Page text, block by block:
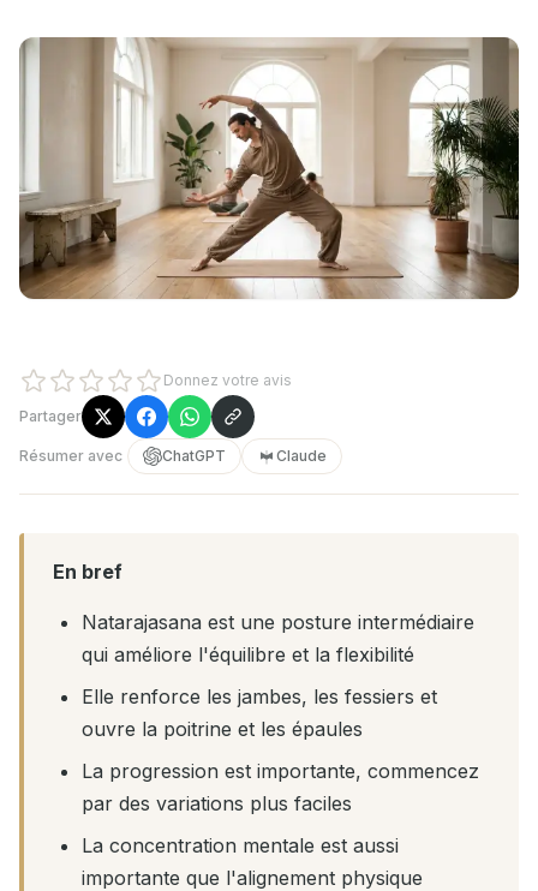
Donnez votre avis
Partager
Résumer avec ChatGPT Claude
En bref
Natarajasana est une posture intermédiaire
qui améliore l'équilibre et la flexibilité
Elle renforce les jambes, les fessiers et
ouvre la poitrine et les épaules
La progression est importante, commencez
par des variations plus faciles
La concentration mentale est aussi
importante que l'alignement physique